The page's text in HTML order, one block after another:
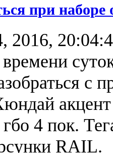
при наборе
2016,
с
акцент
гбо 4 пок.
RAIL.